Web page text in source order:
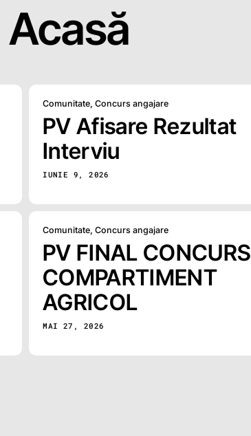
Acasă
Comunitate,Concurs angajare
PV Afisare Rezultat
Interviu
IUNIE 9, 2026
Comunitate,Concurs angajare
PV FINAL CONCURS
COMPARTIMENT
AGRICOL
MAI 27, 2026